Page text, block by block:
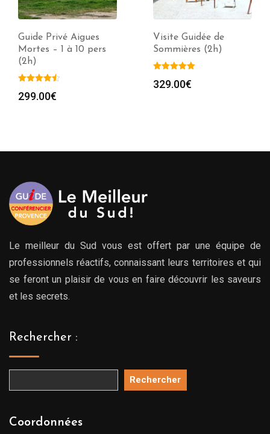
Guide Privé Aigues
Mortes – 1 à 10 pers
(2h)
299.00€
Visite Guidée de
Sommières (2h)
329.00€
Le meilleur du Sud vous est offert par une équipe de
professionnels réactifs, connaissant leurs territoires et qui
se feront un plaisir de vous en faire découvrir les saveurs
et les secrets.
Rechercher :
Rechercher
Coordonnées